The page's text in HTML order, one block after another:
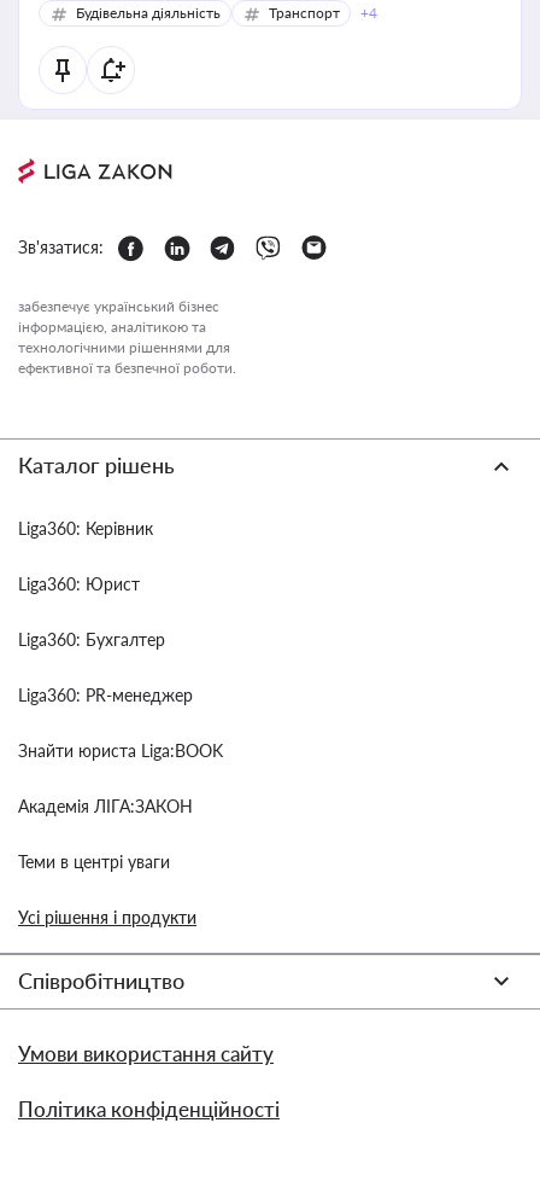
Будівельна діяльність
Транспорт +4
Зв'язатися:
забезпечує український бізнес
інформацією, аналітикою та
технологічними рішеннями для
ефективної та безпечної роботи.
Каталог рішень
Liga360: Керівник
Liga360: Юрист
Liga360: Бухгалтер
Liga360: PR-менеджер
Знайти юриста Liga:BOOK
Академія ЛІГА:ЗАКОН
Теми в центрі уваги
Усі рішення і продукти
Співробітництво
Умови використання сайту
Політика конфіденційності